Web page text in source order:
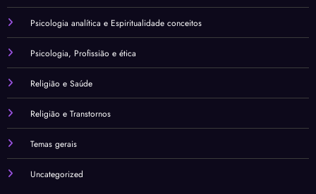
Psicologia analítica e Espiritualidade conceitos
Psicologia, Profissião e ética
Religião e Saúde
Religião e Transtornos
Temas gerais
Uncategorized